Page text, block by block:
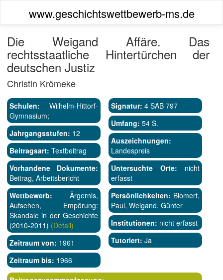
www.geschichtswettbewerb-ms.de
Die Weigand Affäre. Das
rechtsstaatliche Hintertürchen der
deutschen Justiz
Christin Krömeke
Schulen: Wilhelm-Hittorf-
Gymnasium;
Jahrgangsstufen: 12
Beitragsart: Textbeitrag
Vorhandene Dokumente:
Beitrag, Arbeitsbericht
Wettbewerb: Ärgernis,
Aufsehen, Empörung:
Skandale in der Geschichte
(2010-2011) (Detail)
Zeitraum von: 1961
Zeitraum bis: 1966
Signatur: 4 SAB 797
Umfang: 54 S.
Auszeichnungen:
Landespreis
Untersuchte Orte: nicht
erfasst
Persönlichkeiten: Blomert,
Paul, Weigand, Günter
Institutionen: nicht erfasst
Tutoriert: Ja